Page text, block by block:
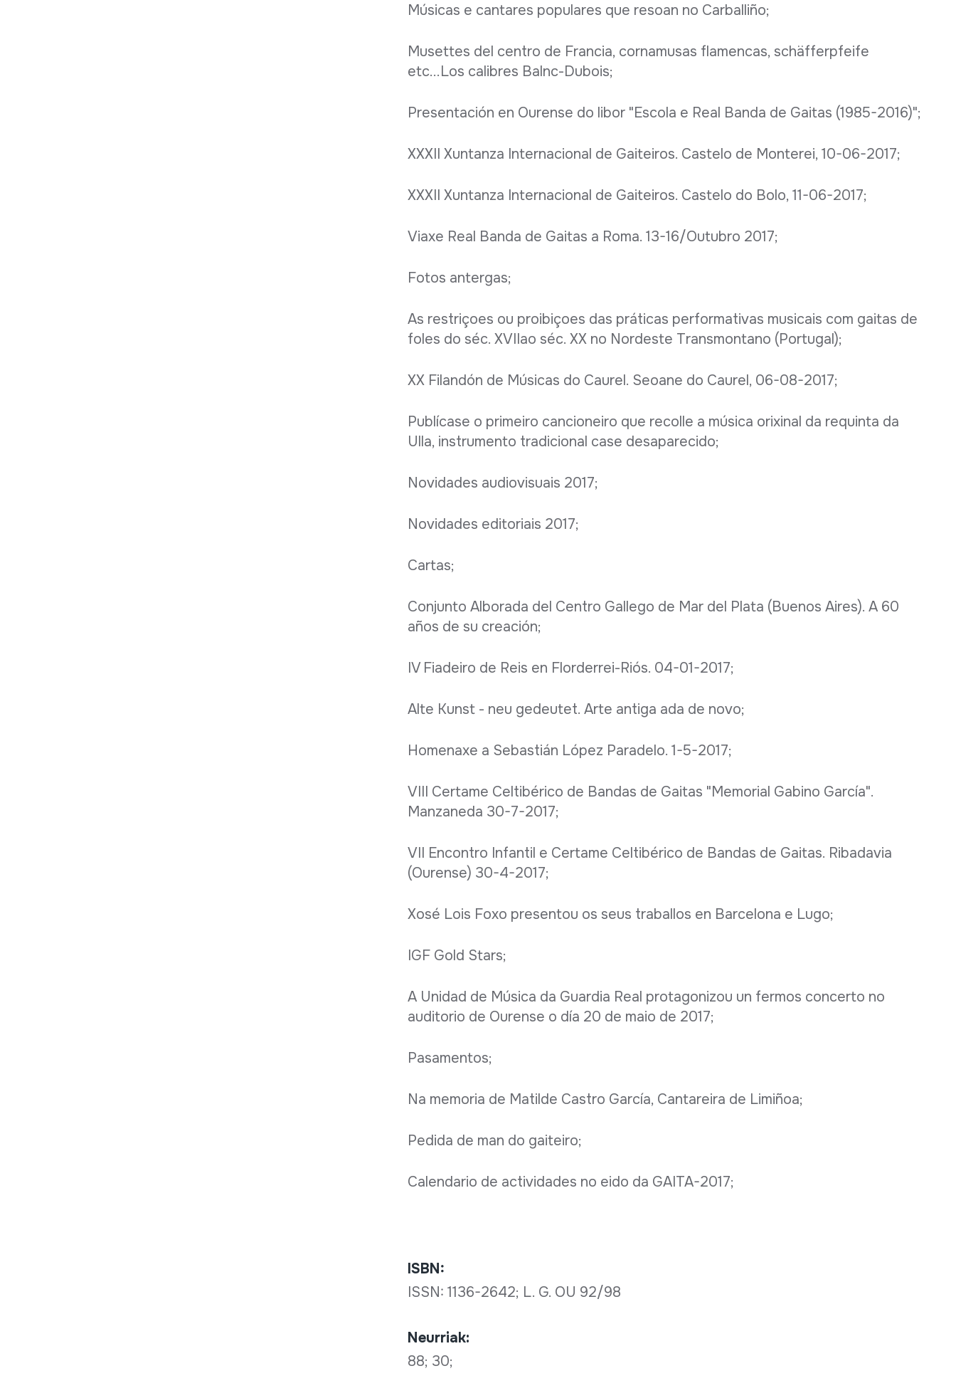
Músicas e cantares populares que resoan no Carballiño;
Musettes del centro de Francia, cornamusas flamencas, schäfferpfeife
etc...Los calibres Balnc-Dubois;
Presentación en Ourense do libor "Escola e Real Banda de Gaitas (1985-2016)";
XXXII Xuntanza Internacional de Gaiteiros. Castelo de Monterei, 10-06-2017;
XXXII Xuntanza Internacional de Gaiteiros. Castelo do Bolo, 11-06-2017;
Viaxe Real Banda de Gaitas a Roma. 13-16/Outubro 2017;
Fotos antergas;
As restriçoes ou proibiçoes das práticas performativas musicais com gaitas de
foles do séc. XVIIao séc. XX no Nordeste Transmontano (Portugal);
XX Filandón de Músicas do Caurel. Seoane do Caurel, 06-08-2017;
Publícase o primeiro cancioneiro que recolle a música orixinal da requinta da
Ulla, instrumento tradicional case desaparecido;
Novidades audiovisuais 2017;
Novidades editoriais 2017;
Cartas;
Conjunto Alborada del Centro Gallego de Mar del Plata (Buenos Aires). A 60
años de su creación;
IV Fiadeiro de Reis en Florderrei-Riós. 04-01-2017;
Alte Kunst - neu gedeutet. Arte antiga ada de novo;
Homenaxe a Sebastián López Paradelo. 1-5-2017;
VIII Certame Celtibérico de Bandas de Gaitas "Memorial Gabino García".
Manzaneda 30-7-2017;
VII Encontro Infantil e Certame Celtibérico de Bandas de Gaitas. Ribadavia
(Ourense) 30-4-2017;
Xosé Lois Foxo presentou os seus traballos en Barcelona e Lugo;
IGF Gold Stars;
A Unidad de Música da Guardia Real protagonizou un fermos concerto no
auditorio de Ourense o día 20 de maio de 2017;
Pasamentos;
Na memoria de Matilde Castro García, Cantareira de Limiñoa;
Pedida de man do gaiteiro;
Calendario de actividades no eido da GAITA-2017;
ISBN:
ISSN: 1136-2642; L. G. OU 92/98
Neurriak:
88; 30;